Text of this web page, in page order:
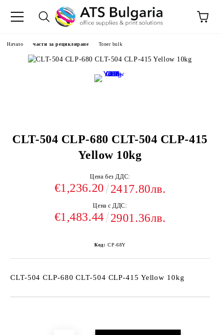
Начало части за рециклиране Toner bulk
CLT-504 CLP-680 CLT-504 CLP-415
Yellow 10kg
Цена без ДДС:
€1,236.20 2417.80лв.
Цена с ДДС:
€1,483.44 2901.36лв.
Код: CP-68Y
CLT-504 CLP-680 CLT-504 CLP-415 Yellow 10kg